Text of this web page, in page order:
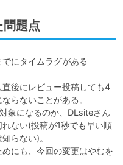
問題点
にタイムラグがある
後にレビュー投稿しても4
らないことがある。
象になるのか、DLsiteさん
ない(投稿が1秒でも早い順
らない)。
にも、今回の変更はやむを